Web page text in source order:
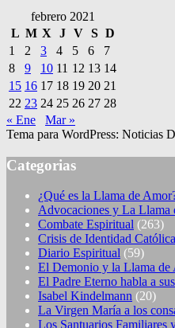
febrero 2021
L M X J V S D
1
2 3 4 5 6
7
8
9 10 11 12 13 14
15 16 17 18 19 20 21
22 23 24 25 26 27 28
« Ene
Mar »
Tema para WordPress: Noticias
Categorias
¿Qué es la Llama de
Advocaciones y La Llama
Combate Espiritual (263)
Crisis de Identidad Católica
Diario Espiritual (59)
El Demonio y la Llama de
El Padre Eterno habla a
Isabel Kindelmann (20)
La Virgen María a los
Los Santuarios Familiares